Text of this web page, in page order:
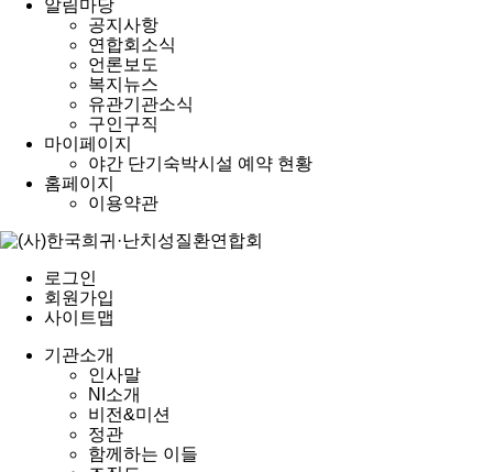
알림마당
공지사항
연합회소식
언론보도
복지뉴스
유관기관소식
구인구직
마이페이지
야간 단기숙박시설 예약 현황
홈페이지
이용약관
로그인
회원가입
사이트맵
기관소개
인사말
NI소개
비전&미션
정관
함께하는 이들